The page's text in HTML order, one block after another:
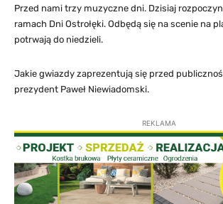
Przed nami trzy muzyczne dni. Dzisiaj
ramach Dni Ostrołęki. Odbędą się na scenie na
potrwają do niedzieli.
Jakie gwiazdy zaprezentują się przed
prezydent Paweł Niewiadomski.
REKLAMA